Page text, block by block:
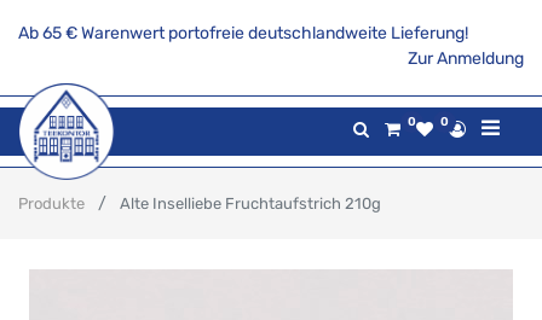
Ab 65 € Warenwert portofreie deutschlandweite Lieferung!
Zur Anmeldung
0 0
Produkte Alte Inselliebe Fruchtaufstrich 210g